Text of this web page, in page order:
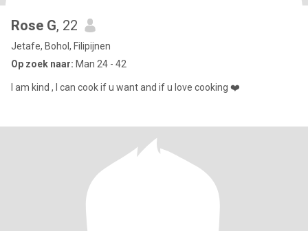
Rose G, 22
Jetafe, Bohol, Filipijnen
Op zoek naar: Man 24 - 42
I am kind , I can cook if u want and if u love cooking ❤️